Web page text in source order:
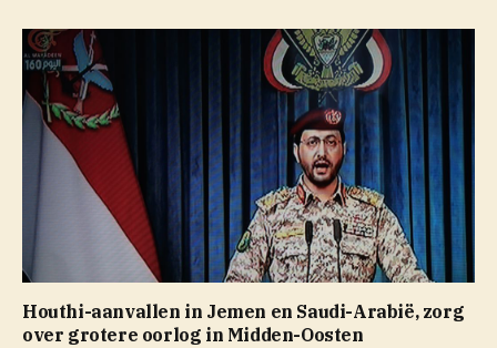
Houthi-aanvallen in Jemen en Saudi-Arabië, zorg
over grotere oorlog in Midden-Oosten